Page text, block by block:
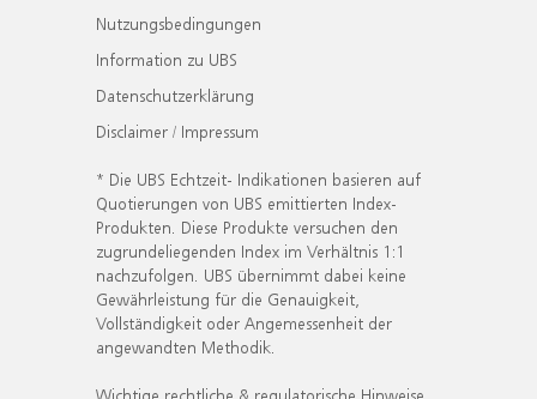
Nutzungsbedingungen
Information zu UBS
Datenschutzerklärung
Disclaimer / Impressum
* Die UBS Echtzeit- Indikationen basieren auf
Quotierungen von UBS emittierten Index-
Produkten. Diese Produkte versuchen den
zugrundeliegenden Index im Verhältnis 1:1
nachzufolgen. UBS übernimmt dabei keine
Gewährleistung für die Genauigkeit,
Vollständigkeit oder Angemessenheit der
angewandten Methodik.